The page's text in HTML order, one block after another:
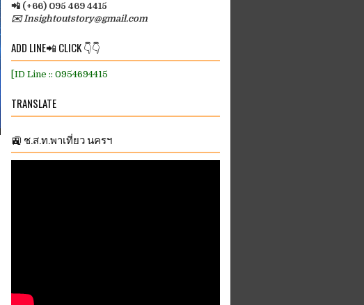
📲 (+66) 095 469 4415
✉️ Insightoutstory@gmail.com
ADD LINE📲 CLICK 👇👇
[ID Line :: 0954694415
TRANSLATE
🚉 ช.ส.ท.พาเที่ยว นครฯ